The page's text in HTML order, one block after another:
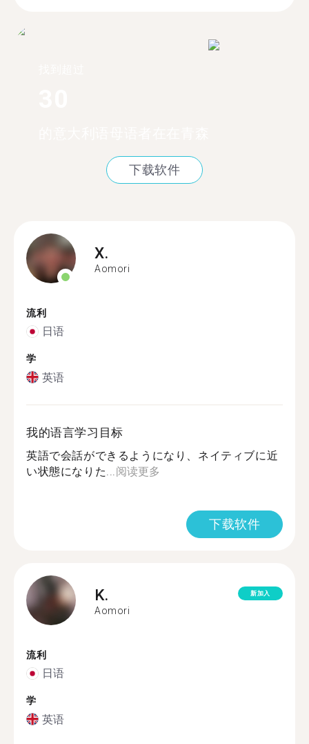
下载软件
X.
Aomori
流利
日语
学
英语
我的语言学习目标
英語で会話ができるようになり、ネイティブに近
い状態になりた... 阅读更多
下载软件
K.
Aomori
新加入
流利
日语
学
英语